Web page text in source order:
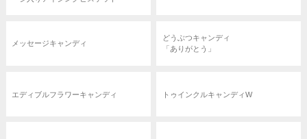
メッセージキャンディ
どうぶつキャンディ
「ありがとう」
エディブルフラワーキャンディ トゥインクルキャンディW